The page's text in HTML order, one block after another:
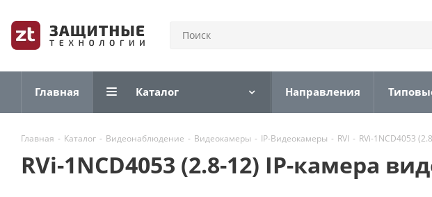
Главная Каталог Направления
Главная - Каталог - Видеонаблюдение - Видеокамеры - IP-Видеокамеры - RVI - RVi-1NCD4053
RVi-1NCD4053 (2.8-12) IP-камера